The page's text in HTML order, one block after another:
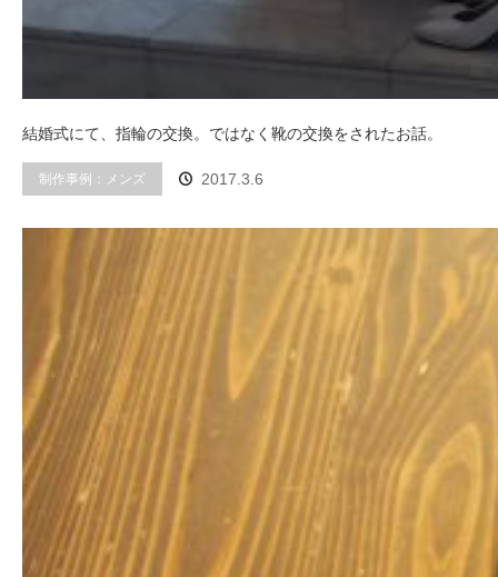
結婚式にて、指輪の交換。ではなく靴の交換をされたお話。
制作事例：メンズ 2017.3.6